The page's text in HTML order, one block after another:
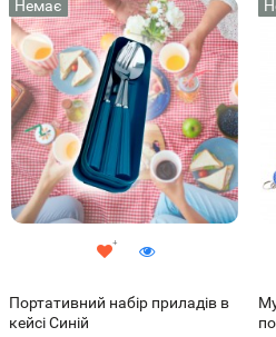
Немає
Портативний набір приладів в
кейсі Синій